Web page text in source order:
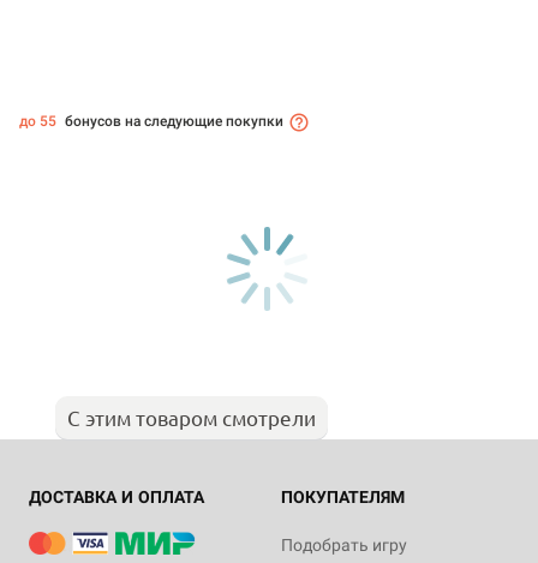
до 55 бонусов на следующие покупки
С этим товаром смотрели
ДОСТАВКА И ОПЛАТА ПОКУПАТЕЛЯМ
Подобрать игру